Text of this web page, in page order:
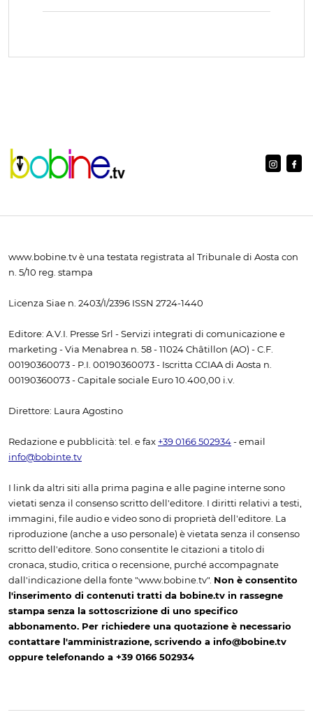
www.bobine.tv è una testata registrata al Tribunale di Aosta con
n. 5/10 reg. stampa
Licenza Siae n. 2403/I/2396 ISSN 2724-1440
Editore: A.V.I. Presse Srl - Servizi integrati di comunicazione e
marketing - Via Menabrea n. 58 - 11024 Châtillon (AO) - C.F.
00190360073 - P.I. 00190360073 - Iscritta CCIAA di Aosta n.
00190360073 - Capitale sociale Euro 10.400,00 i.v.
Direttore: Laura Agostino
Redazione e pubblicità: tel. e fax +39 0166 502934 - email
info@bobinte.tv
I link da altri siti alla prima pagina e alle pagine interne sono
vietati senza il consenso scritto dell'editore. I diritti relativi a testi,
immagini, file audio e video sono di proprietà dell'editore. La
riproduzione (anche a uso personale) è vietata senza il consenso
scritto dell'editore. Sono consentite le citazioni a titolo di
cronaca, studio, critica o recensione, purché accompagnate
dall'indicazione della fonte "www.bobine.tv". Non è consentito
l'inserimento di contenuti tratti da bobine.tv in rassegne
stampa senza la sottoscrizione di uno specifico
abbonamento. Per richiedere una quotazione è necessario
contattare l'amministrazione, scrivendo a info@bobine.tv
oppure telefonando a +39 0166 502934